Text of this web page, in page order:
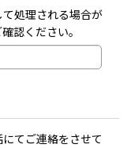
処理される場合が
認ください。
てご連絡をさせて